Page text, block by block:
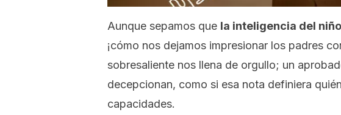
Aunque sepamos que la inteligencia del
¡cómo nos dejamos impresionar los padres
sobresaliente nos llena de orgullo; un
decepcionan, como si esa nota definiera
capacidades.